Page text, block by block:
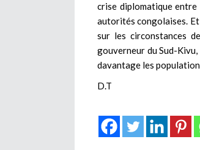
crise diplomatique
autorités congolaises.
sur les circonstances
gouverneur du Sud-Kivu,
davantage les
D.T